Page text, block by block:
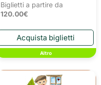
Biglietti a partire da
120.00€
Altro